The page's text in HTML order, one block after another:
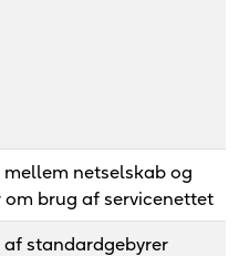
mellem netselskab og
brug af servicenettet
standardgebyrer